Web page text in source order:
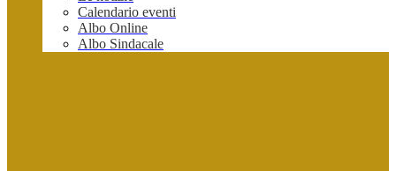
Calendario eventi
Albo Online
Albo Sindacale